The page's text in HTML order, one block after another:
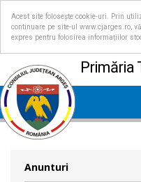
Acest site folosește cookie-uri. Prin
continuare pe site-ul www.cjarges.ro,
expres pentru folosirea informațiilor
Primăria
Anunturi